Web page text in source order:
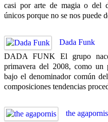
casi por arte de magia o del
únicos porque no se nos puede
Dada Funk
DADA FUNK El grupo
primavera del 2008, como un
bajo el denominador común
composiciones tendencias
the agapornis